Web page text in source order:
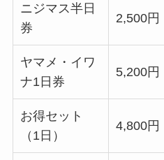
ニジマス半日
券
2,500円
ヤマメ・イワ
ナ1日券
5,200円
お得セット
（1日）
4,800円